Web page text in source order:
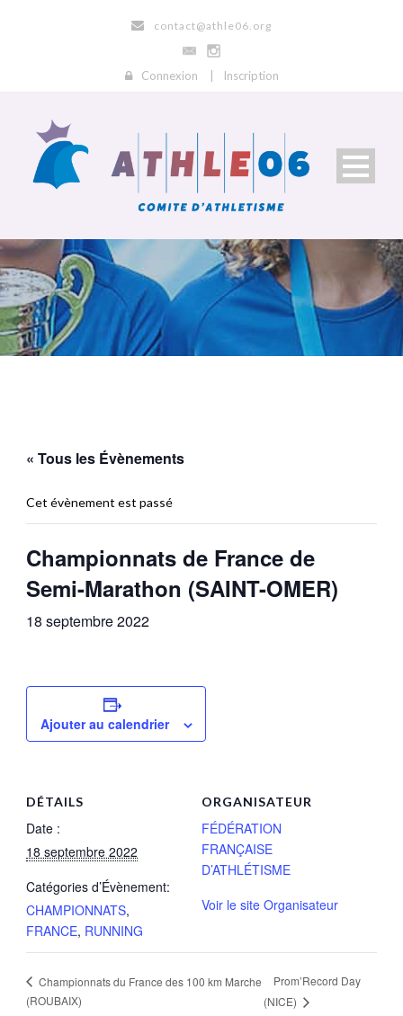
contact@athle06.org
Connexion Inscription
« Tous les Évènements
Cet évènement est passé
Championnats de France de
Semi-Marathon (SAINT-OMER)
18 septembre 2022
Ajouter au calendrier
DÉTAILS
Date :
18 septembre 2022
Catégories d’Évènement:
CHAMPIONNATS,
FRANCE, RUNNING
ORGANISATEUR
FÉDÉRATION
FRANÇAISE
D’ATHLÉTISME
Voir le site Organisateur
Championnats du France des 100 km Marche
(ROUBAIX)
Prom’Record Day
(NICE)